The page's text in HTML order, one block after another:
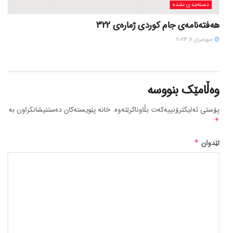
دسته‌بندی نشده
هەفتەنامەی جام کوردی ژمارەی 322
حوزه‌یران 7, 2023
وەڵامێک بنووسە
پۆستی ئەلیکترۆنییەکەت بڵاوناکرێتەوە. خانە پێویستەکان دەستنیشانکراون بە
*
لێدوان *